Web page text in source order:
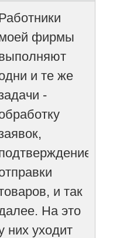
фирмы
и те же
-
и так
На это
них уходит